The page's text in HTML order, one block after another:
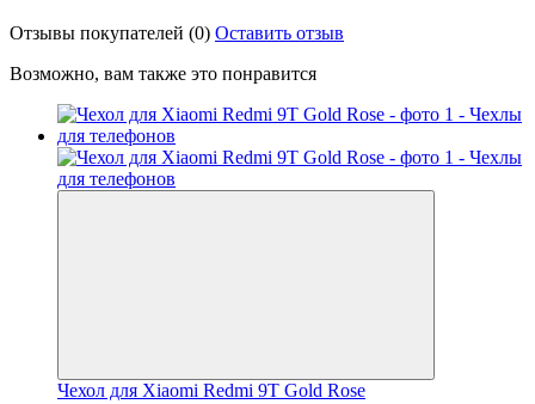
Отзывы покупателей (0) Оставить отзыв
Возможно, вам также это понравится
Чехол для Xiaomi Redmi 9T Gold Rose